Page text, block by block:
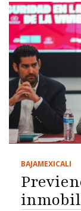
BAJAMEXICALI